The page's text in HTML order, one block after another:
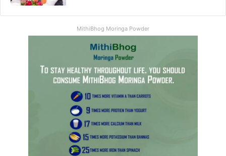
MithiBhog Moringa Powder